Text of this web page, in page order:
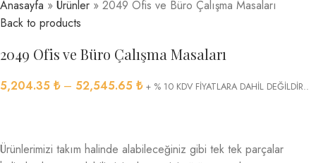
Anasayfa » Ürünler » 2049 Ofis ve Büro Çalışma Masaları
Back to products
2049 Ofis ve Büro Çalışma Masaları
5,204.35 ₺ – 52,545.65 ₺ + % 10 KDV FİYATLARA DAHİL DEĞİLDİR..
Ürünlerimizi takım halinde alabileceğiniz gibi tek tek parçalar